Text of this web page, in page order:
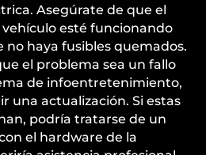
Asegúrate de que el
esté funcionando
haya fusibles quemados.
el problema sea un fallo
de infoentretenimiento,
una actualización. Si estas
podría tratarse de un
el hardware de la